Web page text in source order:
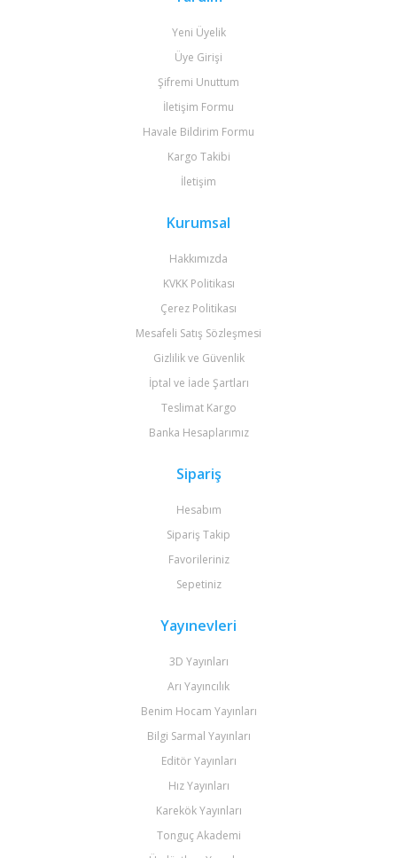
Yeni Üyelik
Üye Girişi
Şifremi Unuttum
İletişim Formu
Havale Bildirim Formu
Kargo Takibi
İletişim
Kurumsal
Hakkımızda
KVKK Politikası
Çerez Politikası
Mesafeli Satış Sözleşmesi
Gizlilik ve Güvenlik
İptal ve İade Şartları
Teslimat Kargo
Banka Hesaplarımız
Sipariş
Hesabım
Sipariş Takip
Favorileriniz
Sepetiniz
Yayınevleri
3D Yayınları
Arı Yayıncılık
Benim Hocam Yayınları
Bilgi Sarmal Yayınları
Editör Yayınları
Hız Yayınları
Karekök Yayınları
Tonguç Akademi